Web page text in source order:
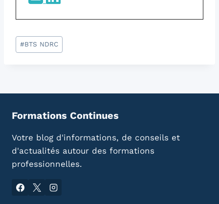
Étiquettes
de
#BTS NDRC
Formations Continues
Votre blog d'informations, de conseils et
d'actualités autour des formations
professionnelles.